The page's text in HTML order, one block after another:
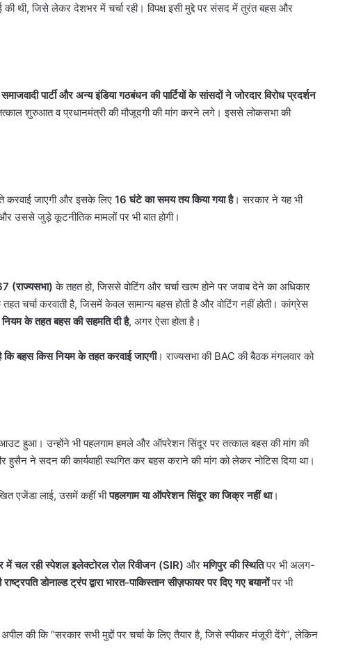
की थी, जिसे लेकर देशभर में चर्चा रही। विपक्ष इसी मुद्दे पर संसद में तुरंत बहस और
समाजवादी पार्टी और अन्य इंडिया गठबंधन की पार्टियों के सांसदों ने जोरदार विरोध प्रदर्शन
शुरुआत व प्रधानमंत्री की मौजूदगी की मांग करने लगे। इससे लोकसभा की
करवाई जाएगी और इसके लिए 16घंटे का समय तय किया गया है। सरकार ने यह भी
उससे जुड़े कूटनीतिक मामलों पर भी बात होगी।
(राज्यसभा) के तहत हो, जिससे वोटिंग और चर्चा खत्म होने पर जवाब देने का अधिकार
चर्चा करवाती है, जिसमें केवल सामान्य बहस होती है और वोटिंग नहीं होती। कांग्रेस
नियम के तहत बहस की सहमति दी है, अगर ऐसा होता है।
बहस किस नियम के तहत करवाई जाएगी। राज्यसभा की BAC की बैठक मंगलवार को
हुआ। उन्होंने भी पहलगाम हमले और ऑपरेशन सिंदूर पर तत्काल बहस की मांग की
ने सदन की कार्यवाही स्थगित कर बहस कराने की मांग को लेकर नोटिस दिया था।
एजेंडा लाई, उसमें कहीं भीपहलगाम या ऑपरेशन सिंदूर का जिक्र नहीं था।
में चल रही स्पेशल इलेक्टोरल रोल रिवीजन (SIR) औरमणिपुर की स्थितिपर भी अलग-
डोनाल्ड ट्रंप द्वारा भारत-पाकिस्तान सीज़फायर पर दिए गए बयानोंपर भी
की कि “सरकार सभी मुद्दों पर चर्चा के लिए तैयार है, जिसे स्पीकर मंजूरी देंगे”, लेकिन
नहीं मिलेगा
चाइनीज
मांझे
का
कहर,
साल
हजार
रोल
दिल्ली में चाइनीज मांझे का कहर, ढाई